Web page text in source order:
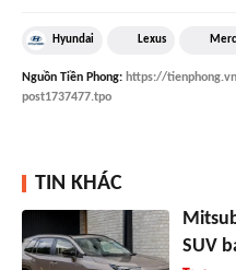
Hyundai Lexus
Nguồn Tiền Phong: https://
post1737477.tpo
TIN KHÁC
SUV